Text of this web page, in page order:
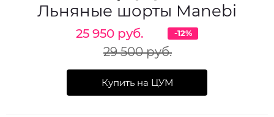
Льняные шорты Manebi
25 950 руб.
29 500 руб.
-12%
Купить на ЦУМ